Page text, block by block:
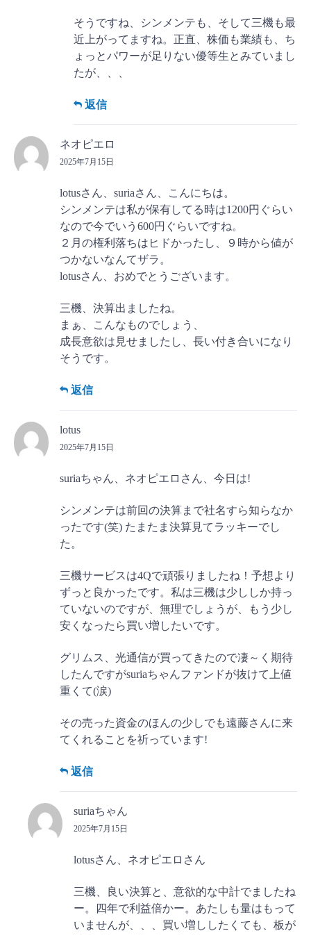
そうですね、シンメンテも、そして三機も最
近上がってますね。正直、株価も業績も、ち
ょっとパワーが足りない優等生とみていまし
たが、、、
返信
ネオピエロ
2025年7月15日
lotusさん、suriaさん、こんにちは。
シンメンテは私が保有してる時は1200円ぐらい
なので今でいう600円ぐらいですね。
２月の権利落ちはヒドかったし、９時から値が
つかないなんてザラ。
lotusさん、おめでとうございます。
三機、決算出ましたね。
まぁ、こんなものでしょう、
成長意欲は見せましたし、長い付き合いになり
そうです。
返信
lotus
2025年7月15日
suriaちゃん、ネオピエロさん、今日は!
シンメンテは前回の決算まで社名すら知らなか
ったです(笑) たまたま決算見てラッキーでし
た。
三機サービスは4Qで頑張りましたね！予想より
ずっと良かったです。私は三機は少ししか持っ
ていないのですが、無理でしょうが、もう少し
安くなったら買い増したいです。
グリムス、光通信が買ってきたので凄～く期待
したんですがsuriaちゃんファンドが抜けて上値
重くて(涙)
その売った資金のほんの少しでも遠藤さんに来
てくれることを祈っています!
返信
suriaちゃん
2025年7月15日
lotusさん、ネオピエロさん
三機、良い決算と、意欲的な中計でましたね
ー。四年で利益倍かー。あたしも量はもって
いませんが、、、買い増ししたくても、板が